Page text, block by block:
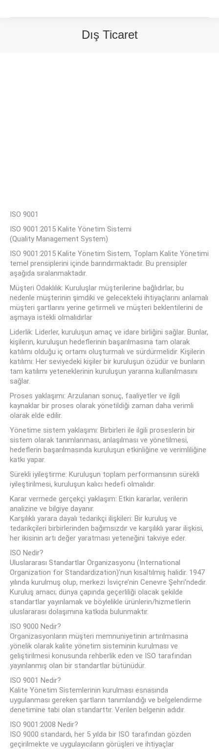
Dış Ticaret
ISO 9001
ISO 9001:2015 Kalite Yönetim Sistemi
(Quality Management System)
ISO 9001:2015 Kalite Yönetim Sistem, Toplam Kalite Yönetimi
temel prensiplerini içinde barındırmaktadır. Bu prensipler
aşağıda sıralanmaktadır.
Müşteri Odaklılık: Kuruluşlar müşterilerine bağlıdırlar, bu
nedenle müşterinin şimdiki ve gelecekteki ihtiyaçlarını anlamalı
müşteri şartlarını yerine getirmeli ve müşteri beklentilerini de
aşmaya istekli olmalıdırlar
Liderlik: Liderler, kuruluşun amaç ve idare birliğini sağlar. Bunlar,
kişilerin, kuruluşun hedeflerinin başarılmasına tam olarak
katılımı olduğu iç ortamı oluşturmalı ve sürdürmelidir. Kişilerin
katılımı: Her seviyedeki kişiler bir kuruluşun özüdür ve bunların
tam katılımı yeteneklerinin kuruluşun yararına kullanılmasını
sağlar.
Proses yaklaşımı: Arzulanan sonuç, faaliyetler ve ilgili
kaynaklar bir proses olarak yönetildiği zaman daha verimli
olarak elde edilir.
Yönetime sistem yaklaşımı: Birbirleri ile ilgili proseslerin bir
sistem olarak tanımlanması, anlaşılması ve yönetilmesi,
hedeflerin başarılmasında kuruluşun etkinliğine ve verimliliğine
katkı yapar.
Sürekli iyileştirme: Kuruluşun toplam performansının sürekli
iyileştirilmesi, kuruluşun kalıcı hedefi olmalıdır.
Karar vermede gerçekçi yaklaşım: Etkin kararlar, verilerin
analizine ve bilgiye dayanır.
Karşılıklı yarara dayalı tedarikçi ilişkileri: Bir kuruluş ve
tedarikçileri birbirlerinden bağımsızdır ve karşılıklı yarar ilişkisi,
her ikisinin artı değer yaratması yeteneğini takviye eder.
ISO Nedir?
Uluslararası Standartlar Organizasyonu (International
Organization for Standardization)’nun kısaltılmış halidir. 1947
yılında kurulmuş olup, merkezi İsviçre’nin Cenevre Şehri’ndedir.
Kuruluş amacı; dünya çapında geçerliliği olacak şekilde
standartlar yayınlamak ve böylelikle ürünlerin/hizmetlerin
uluslararası dolaşımına katkıda bulunmaktır.
ISO 9000 Nedir?
Organizasyonların müşteri memnuniyetinin artırılmasına
yönelik olarak kalite yönetim sisteminin kurulması ve
geliştirilmesi konusunda rehberlik eden ve ISO tarafından
yayınlanmış olan bir standartlar bütünüdür.
ISO 9001 Nedir?
Kalite Yönetim Sistemlerinin kurulması esnasında
uygulanması gereken şartların tanımlandığı ve belgelendirme
denetimine tabi olan standarttır. Verilen belgenin adıdır.
ISO 9001:2008 Nedir?
ISO 9000 standardı, her 5 yılda bir ISO tarafından gözden
geçirilmekte ve uygulayıcıların görüşleri ve ihtiyaçlar